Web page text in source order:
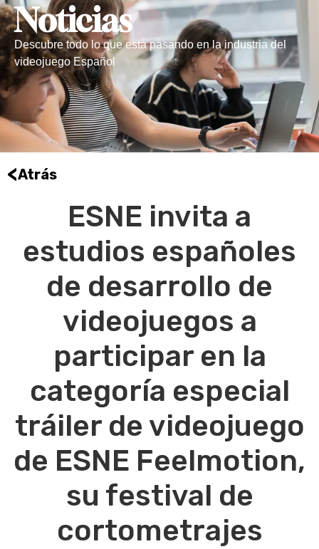
Noticias
Descubre todo lo que está pasando en la industria del
videojuego Español
<Atrás
ESNE invita a
estudios españoles
de desarrollo de
videojuegos a
participar en la
categoría especial
tráiler de videojuego
de ESNE Feelmotion,
su festival de
cortometrajes